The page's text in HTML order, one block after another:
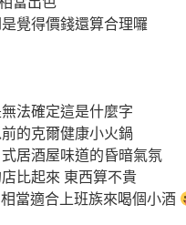
覺得價錢還算合理囉
法確定這是什麼字
的克爾健康小火鍋
居酒屋味道的昏暗氣氛
比起來 東西算不貴
當適合上班族來喝個小酒